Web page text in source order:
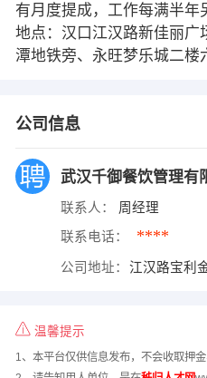
有月度提成，工作每满半年
地点：汉口江汉路新佳丽广
潭地铁旁、永旺梦乐城二楼
公司信息
武汉千御餐饮管理有
联系人： 周经理
联系电话： ****
公司地址： 江汉路宝利
温馨提示
1、本平台仅供信息发布，不会收取押